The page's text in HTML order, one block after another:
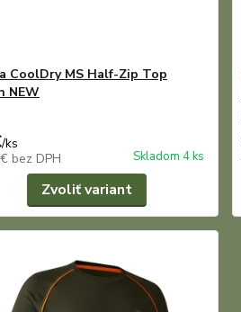
CoolDry MS Half-Zip Top
NEW
/ks
bez DPH Skladom 4 ks
Zvoliť variant